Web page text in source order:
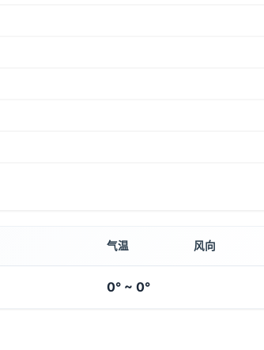
气温 风向
0° ~ 0°